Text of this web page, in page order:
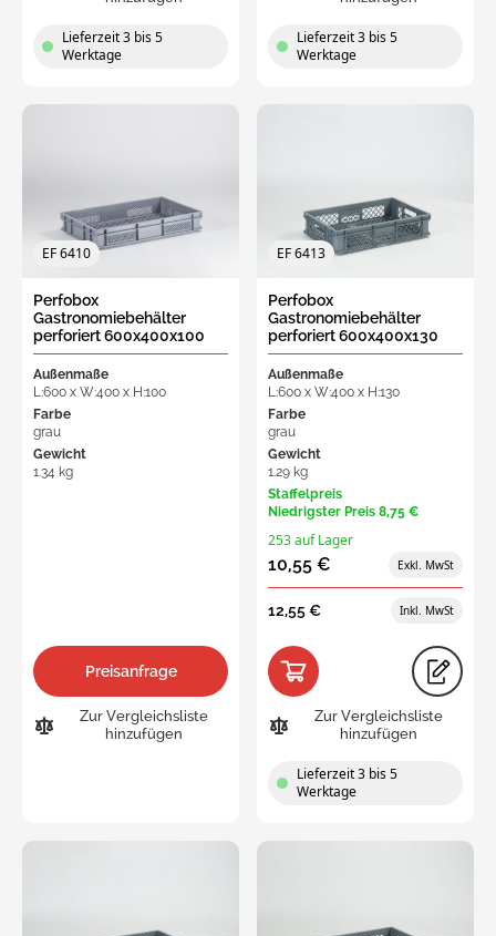
Lieferzeit 3 bis 5
Werktage
Lieferzeit 3 bis 5
Werktage
EF 6410
Perfobox
Gastronomiebehälter
perforiert 600x400x100
mm, 18L dichte Griff
Außenmaße
L:600 x W:400 x H:100
Farbe
grau
Gewicht
1.34 kg
Preisanfrage
Zur Vergleichsliste
hinzufügen
EF 6413
Perfobox
Gastronomiebehälter
perforiert 600x400x130
mm, 24L offener Griff
Außenmaße
L:600 x W:400 x H:130
Farbe
grau
Gewicht
1.29 kg
Staffelpreis
Niedrigster Preis 8,75 €
253 auf Lager
10,55 €
12,55 €
Zur Vergleichsliste
hinzufügen
Lieferzeit 3 bis 5
Werktage